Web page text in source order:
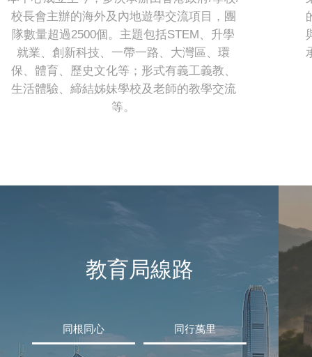
校長會主辦的海外及內地遊學交流項目，團
隊數量超過2500個。主題包括STEM、升學
就業、創新科技、一帶一路、大灣區、環
保、體育、歷史文化等；形式有義工義教、
生活體驗、締結姊妹學校及老師的教學交流
等。
教育局線路
同根同心 同行萬里